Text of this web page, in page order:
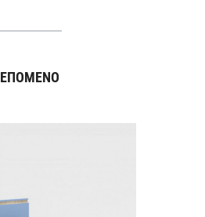
ΕΠΟΜΕΝO